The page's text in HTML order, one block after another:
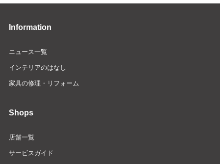
Information
ニュース一覧
インテリアのはなし
家具の修理・リフォーム
Shops
店舗一覧
サービスガイド